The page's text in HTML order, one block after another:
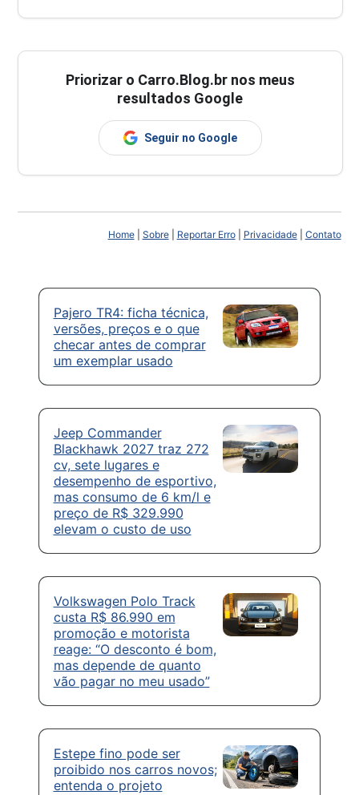
Priorizar o Carro.Blog.br nos meus
resultados Google
Seguir no Google
Home| Sobre| Reportar Erro| Privacidade| Contato
Pajero TR4: ficha técnica,
versões, preços e o que
checar antes de comprar
um exemplar usado
Jeep Commander
Blackhawk 2027 traz 272
cv, sete lugares e
desempenho de esportivo,
mas consumo de 6 km/l e
preço de R$ 329.990
elevam o custo de uso
Volkswagen Polo Track
custa R$ 86.990 em
promoção e motorista
reage: “O desconto é bom,
mas depende de quanto
vão pagar no meu usado”
Estepe fino pode ser
proibido nos carros novos;
entenda o projeto